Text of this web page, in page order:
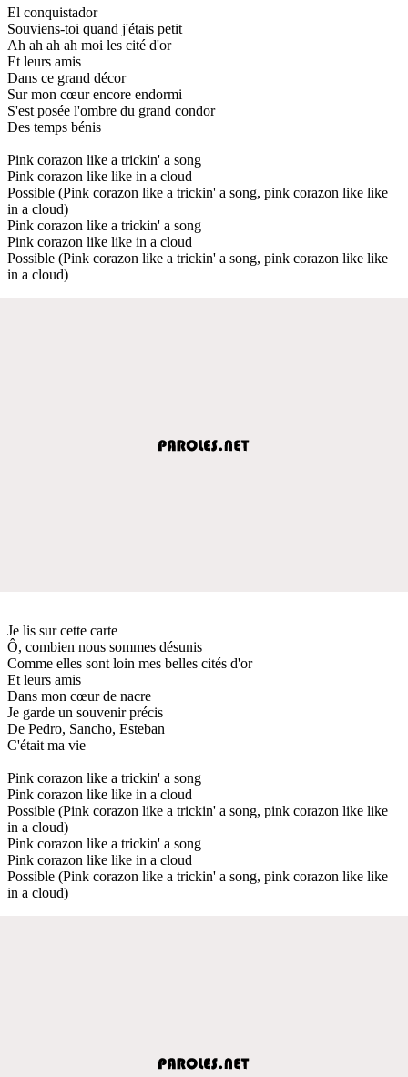
El conquistador
Souviens-toi quand j'étais petit
Ah ah ah ah moi les cité d'or
Et leurs amis
Dans ce grand décor
Sur mon cœur encore endormi
S'est posée l'ombre du grand condor
Des temps bénis
Pink corazon like a trickin' a song
Pink corazon like like in a cloud
Possible (Pink corazon like a trickin' a song, pink corazon like like
in a cloud)
Pink corazon like a trickin' a song
Pink corazon like like in a cloud
Possible (Pink corazon like a trickin' a song, pink corazon like like
in a cloud)
Je lis sur cette carte
Ô, combien nous sommes désunis
Comme elles sont loin mes belles cités d'or
Et leurs amis
Dans mon cœur de nacre
Je garde un souvenir précis
De Pedro, Sancho, Esteban
C'était ma vie
Pink corazon like a trickin' a song
Pink corazon like like in a cloud
Possible (Pink corazon like a trickin' a song, pink corazon like like
in a cloud)
Pink corazon like a trickin' a song
Pink corazon like like in a cloud
Possible (Pink corazon like a trickin' a song, pink corazon like like
in a cloud)